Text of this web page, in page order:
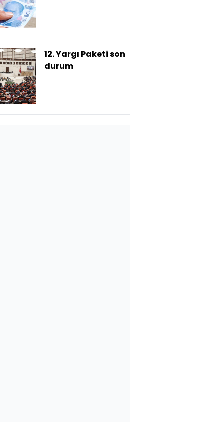
12. Yargı Paketi son
durum